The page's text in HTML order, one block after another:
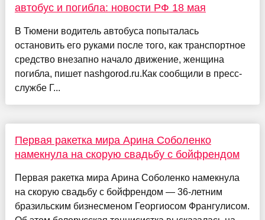
автобус и погибла: новости РФ 18 мая
В Тюмени водитель автобуса попыталась
остановить его руками после того, как транспортное
средство внезапно начало движение, женщина
погибла, пишет nashgorod.ru.Как сообщили в пресс-
службе Г...
Первая ракетка мира Арина Соболенко
намекнула на скорую свадьбу с бойфрендом
Первая ракетка мира Арина Соболенко намекнула
на скорую свадьбу с бойфрендом — 36-летним
бразильским бизнесменом Георгиосом Франгулисом.